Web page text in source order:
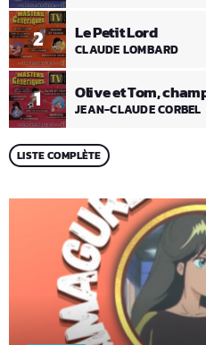
1 Olive et Tom,
JEAN-CLAUDE CORBEL
2 Le Petit Lord
CLAUDE LOMBARD
LISTE COMPLÈTE